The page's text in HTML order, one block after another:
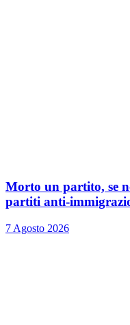
Morto un partito, se
partiti anti-
7 Agosto 2026